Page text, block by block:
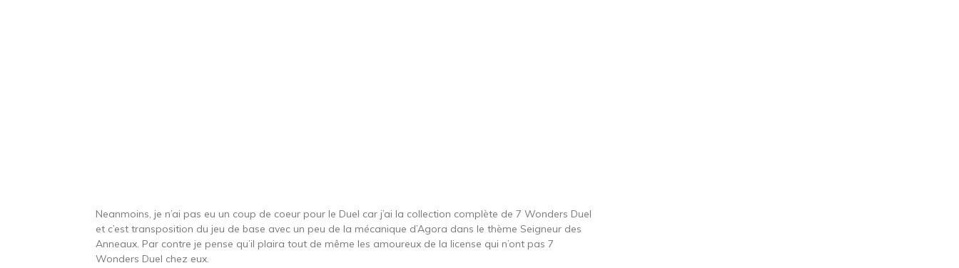
Neanmoins, je n’ai pas eu un coup de coeur pour le Duel car j’ai la collection complète de 7 Wonders Duel
et c’est transposition du jeu de base avec un peu de la mécanique d’Agora dans le thème Seigneur des
Anneaux. Par contre je pense qu’il plaira tout de même les amoureux de la license qui n’ont pas 7
Wonders Duel chez eux.